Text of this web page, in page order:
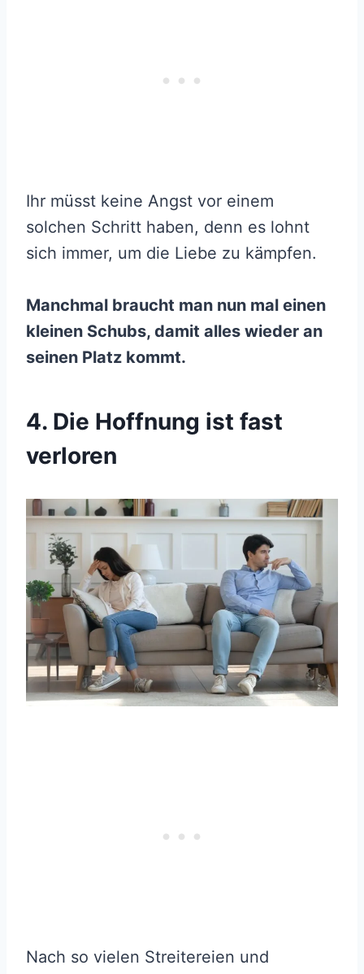
Ihr müsst keine Angst vor einem
solchen Schritt haben, denn es lohnt
sich immer, um die Liebe zu kämpfen.
Manchmal braucht man nun mal einen
kleinen Schubs, damit alles wieder an
seinen Platz kommt.
4. Die Hoffnung ist fast
verloren
Nach so vielen Streitereien und